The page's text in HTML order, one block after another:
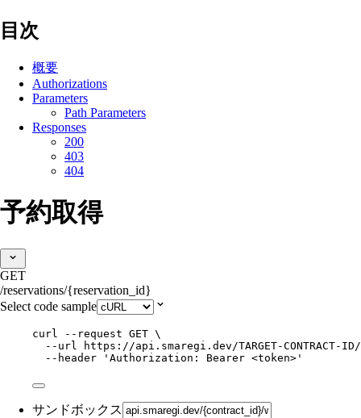
目次
概要
Authorizations
Parameters
Path Parameters
Responses
200
403
404
予約取得
GET
/reservations/{reservation_id}
Select code sample
curl --request GET \
--url
https://api.smaregi.dev/TARGET-
--header
' Authorization: Bearer <token> '
サンドボックス